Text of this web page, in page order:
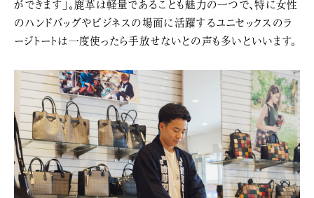
ができます」。鹿革は軽量であることも魅力の一つで、特に女性
のハンドバッグやビジネスの場面に活躍するユニセックスのラ
ージトートは一度使ったら手放せないとの声も多いといいます。